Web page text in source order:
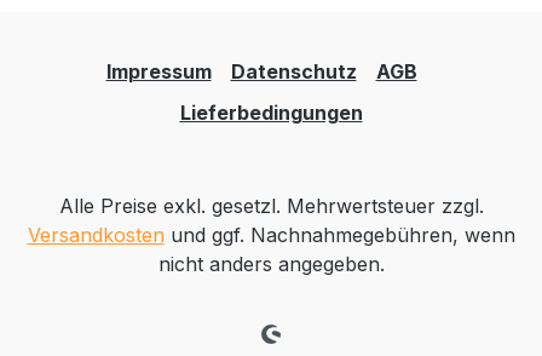
Impressum Datenschutz
AGB
Lieferbedingungen
Alle Preise exkl. gesetzl. Mehrwertsteuer zzgl.
Versandkosten und ggf. Nachnahmegebühren, wenn
nicht anders angegeben.